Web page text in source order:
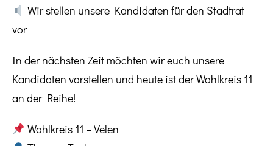
Wir stellen unsere Kandidaten für den Stadtrat
vor
In der nächsten Zeit möchten wir euch unsere
Kandidaten vorstellen und heute ist der Wahlkreis 11
an der Reihe!
Wahlkreis 11 – Velen